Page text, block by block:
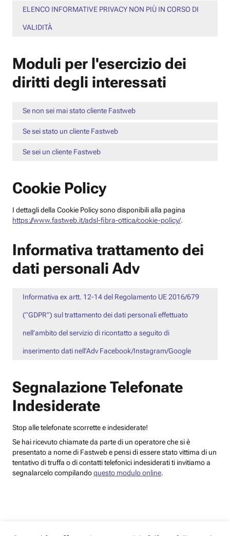
ELENCO INFORMATIVE PRIVACY NON PIÙ IN CORSO DI
VALIDITÀ
Moduli per l'esercizio dei
diritti degli interessati
Se non sei mai stato cliente Fastweb
Se sei stato un cliente Fastweb
Se sei un cliente Fastweb
Cookie Policy
I dettagli della Cookie Policy sono disponibili alla pagina
https://www.fastweb.it/adsl-fibra-ottica/cookie-policy/.
Informativa trattamento dei
dati personali Adv
Informativa ex artt. 12-14 del Regolamento UE 2016/679
(“GDPR”) sul trattamento dei dati personali effettuato
nell’ambito del servizio di ricontatto a seguito di
inserimento dati nell’Adv Facebook/Instagram/Google
Segnalazione Telefonate
Indesiderate
Stop alle telefonate scorrette e indesiderate!
Se hai ricevuto chiamate da parte di un operatore che si è
presentato a nome di Fastweb e pensi di essere stato vittima di un
tentativo di truffa o di contatti telefonici indesiderati ti invitiamo a
segnalarcelo compilandoquesto modulo online.